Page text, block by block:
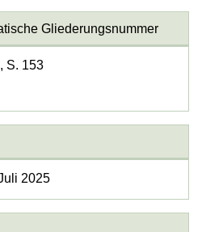
Gliederungsnummer
S. 153
2025